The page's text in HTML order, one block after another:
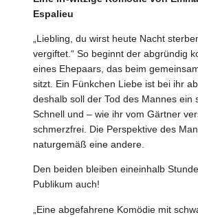
Espalieu
„Liebling, du wirst heute Nacht
vergiftet.“ So beginnt der abgründig
eines Ehepaars, das beim
sitzt. Ein Fünkchen Liebe ist bei ihr
deshalb soll der Tod des Mannes ein
Schnell und – wie ihr vom Gärtner
schmerzfrei. Die Perspektive des
naturgemäß eine andere.
Den beiden bleiben eineinhalb
Publikum auch!
„Eine abgefahrene Komödie mit